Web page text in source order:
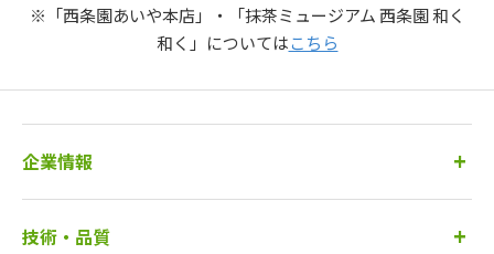
※ 「西条園あいや本店」・「抹茶ミュージアム 西条園 和く
和く」についてはこちら
企業情報
技術・品質